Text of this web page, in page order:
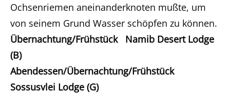
Ochsenriemen aneinanderknoten mußte, um
von seinem Grund Wasser schöpfen zu können.
Übernachtung/Frühstück Namib Desert Lodge
(B)
Abendessen/Übernachtung/Frühstück
Sossusvlei Lodge (G)